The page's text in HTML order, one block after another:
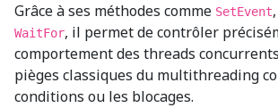
Grâce à ses méthodes comme SetEvent,
WaitFor, il permet de contrôler
comportement des threads
pièges classiques du multithreading
conditions ou les blocages.